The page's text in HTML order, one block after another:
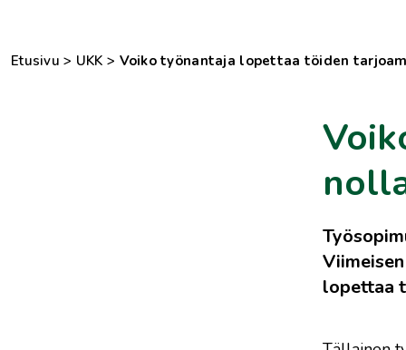
Etusivu > UKK > Voiko työnantaja lopettaa töiden
lopettaa